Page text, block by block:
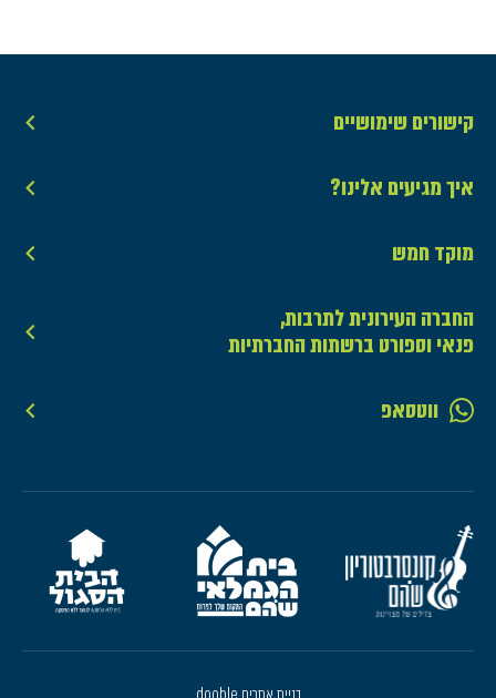
קישורים שימושיים
איך מגיעים אלינו?
מוקד חמש
החברה העירונית לתרבות,
פנאי וספורט ברשתות החברתיות
ווטסאפ